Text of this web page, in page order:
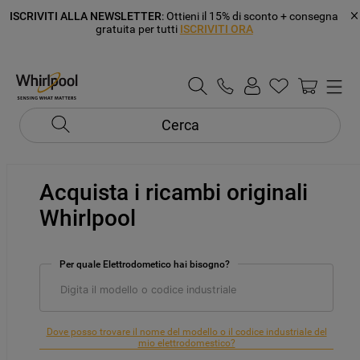
ISCRIVITI ALLA NEWSLETTER: Ottieni il 15% di sconto + consegna
gratuita per tutti ISCRIVITI ORA
Cerca
Acquista i ricambi originali
Whirlpool
Per quale Elettrodometico hai bisogno?
Dove posso trovare il nome del modello o il codice industriale del
mio elettrodomestico?